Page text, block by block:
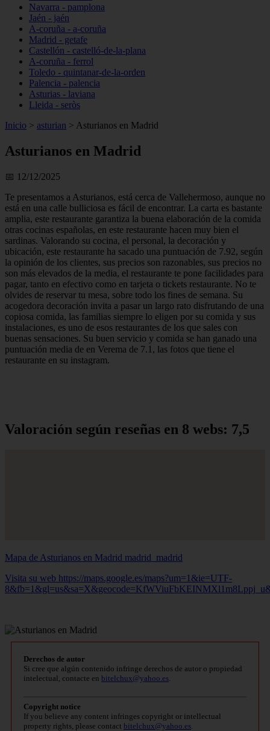
Navarra - pamplona
Jaén - jaén
A-coruña - a-coruña
Madrid - getafe
Castellón - castelló-de-la-plana
A-coruña - ferrol
Toledo - quintanar-de-la-orden
Palencia - palencia
Asturias - laviana
Lleida - seròs
Inicio > asturian > Asturianos en Madrid
Asturianos en Madrid
📅 12/12/2025
Te presentamos a Asturianos, está cerca de Vallehermoso, aunque no
está en una calle bulliciosa es fácil de encontrar. La carta es bastante
amplia, este restaurante garantiza la buena elaboración de la comida
otras cocinas españolas, en este restaurante hacen muy bien el
sardinas. Valorando su cocina, el personal, la decoración y
ubicación, este restaurante ha sacado una puntuación de 7.92, según
la opinión de los clientes, sus precios son razonables, sus precios no
son más elevados de la media, el restaurante te pone facilidades para
pagar, tanto en efectivo como en tarjeta o tickets restaurante. No te
olvides de reservar tu mesa, sobre todo los fines de semana. Su
acogedora decoración invita a pasar un largo rato disfrutando de una
copiosa comida, las familias siempre lo eligen por su comida y sus
instalaciones, es uno de esos restaurantes de los que sales con
buenas sensaciones. Su buen servicio y comida se han ganado una
puntuación media de en Verema de 7.1, las fotos que tiene el
restaurante en su instagram.
Valoración según reseñas en 8 webs: 7,5
Mapa de Asturianos en Madrid madrid_madrid
Visita su web https://maps.google.es/maps?um=1&ie=UTF-
Derechos de autor
Si cree que algún contenido infringe derechos de autor o propiedad
intelectual, contacte en bitelchux@yahoo.es
Copyright notice
If you believe any content infringes copyright or intellectual
property rights, please contact bitelchux@yahoo.es